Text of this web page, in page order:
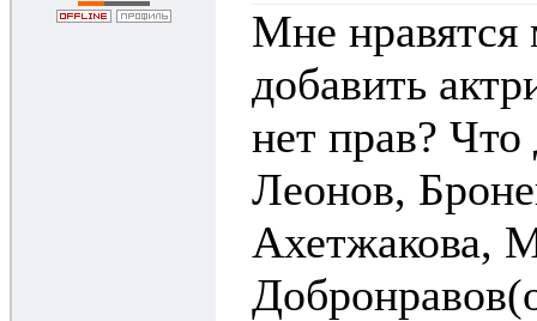
Мне нравятся
добавить
нет прав? Что
Леонов,
Ахетжакова,